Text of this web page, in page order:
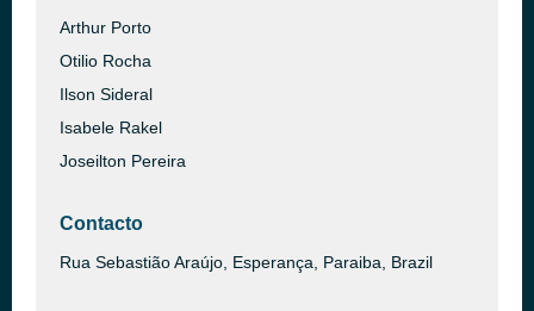
Arthur Porto
Otilio Rocha
Ilson Sideral
Isabele Rakel
Joseilton Pereira
Contacto
Rua Sebastião Araújo, Esperança, Paraiba, Brazil